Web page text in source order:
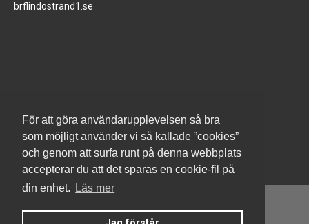
För att göra användarupplevelsen så bra
som möjligt använder vi så kallade ”cookies”
och genom att surfa runt på denna webbplats
accepterar du att det sparas en cookie-fil på
din enhet.
Läs mer
brflindostrand1.se
www.jm.se